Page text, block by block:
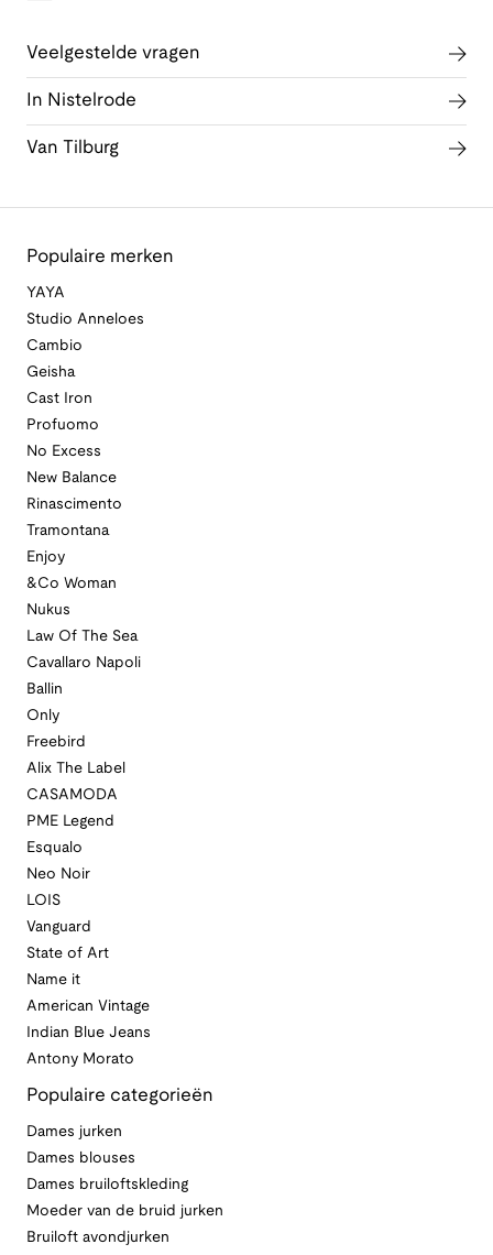
Veelgestelde vragen
In Nistelrode
Van Tilburg
Populaire merken
YAYA
Studio Anneloes
Cambio
Geisha
Cast Iron
Profuomo
No Excess
New Balance
Rinascimento
Tramontana
Enjoy
&Co Woman
Nukus
Law Of The Sea
Cavallaro Napoli
Ballin
Only
Freebird
Alix The Label
CASAMODA
PME Legend
Esqualo
Neo Noir
LOIS
Vanguard
State of Art
Name it
American Vintage
Indian Blue Jeans
Antony Morato
Populaire categorieën
Dames jurken
Dames blouses
Dames bruiloftskleding
Moeder van de bruid jurken
Bruiloft avondjurken